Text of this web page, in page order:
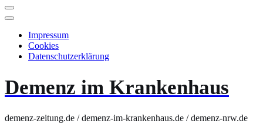
Impressum
Cookies
Datenschutzerklärung
Demenz im Krankenhaus
demenz-zeitung.de / demenz-im-krankenhaus.de / demenz-nrw.de